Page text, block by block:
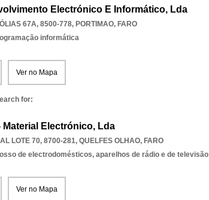
Electrónico E Informático, Lda
67A, 8500-778, PORTIMAO, FARO
informática
Ver no Mapa
for:
Material Electrónico, Lda
LOTE 70, 8700-281, QUELFES OLHAO, FARO
de electrodomésticos, aparelhos de rádio e de televisão
Ver no Mapa